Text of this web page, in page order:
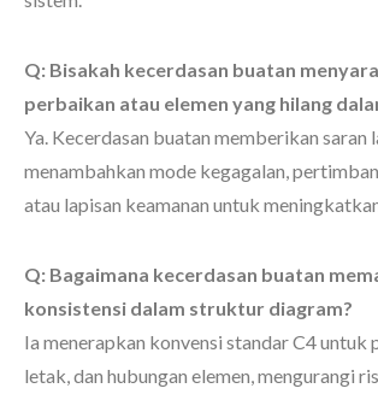
Q: Bisakah kecerdasan buatan
perbaikan atau elemen yang hilang
Ya. Kecerdasan buatan memberikan saran
menambahkan mode kegagalan,
atau lapisan keamanan untuk
Q: Bagaimana kecerdasan buatan
konsistensi dalam struktur diagram?
Ia menerapkan konvensi standar C4 untuk
letak, dan hubungan elemen, mengurangi